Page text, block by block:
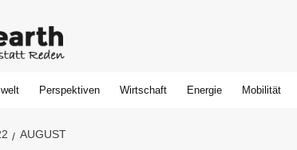
Perspektiven Wirtschaft Energie Mobilität
AUGUST